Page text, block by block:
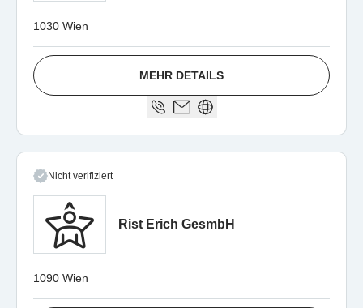
1030 Wien
MEHR DETAILS
Nicht verifiziert
Rist Erich GesmbH
1090 Wien